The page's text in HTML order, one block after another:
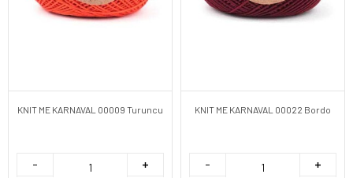
KNIT ME KARNAVAL 00009 Turuncu KNIT ME KARNAVAL 00022 Bordo